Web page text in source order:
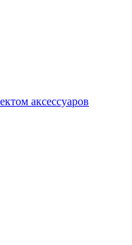
аксессуаров